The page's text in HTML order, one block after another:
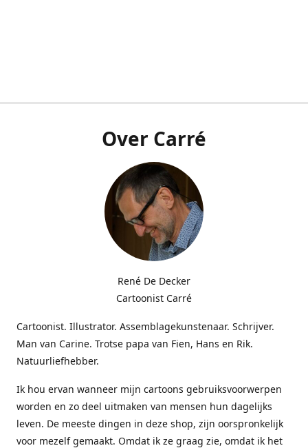
Over Carré
René De Decker
Cartoonist Carré
Cartoonist. Illustrator. Assemblagekunstenaar. Schrijver.
Man van Carine. Trotse papa van Fien, Hans en Rik.
Natuurliefhebber.
Ik hou ervan wanneer mijn cartoons gebruiksvoorwerpen
worden en zo deel uitmaken van mensen hun dagelijks
leven. De meeste dingen in deze shop, zijn oorspronkelijk
voor mezelf gemaakt. Omdat ik ze graag zie, omdat ik het